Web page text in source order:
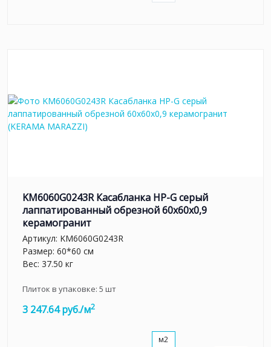
KM6060G0243R Касабланка HP-G серый
лаппатированный обрезной 60x60x0,9
керамогранит
Артикул: KM6060G0243R
Размер: 60*60 см
Вес: 37.50 кг
Плиток в упаковке: 5 шт
3 247.64 руб./м2
м2